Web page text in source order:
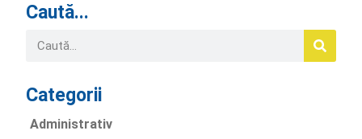
Caută...
Categorii
Administrativ